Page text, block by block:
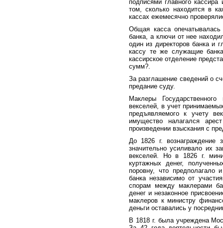
подписями главного
том, сколько находится в
кассах ежемесячно
Общая касса
банка, а ключи от нее
один из директоров банка и
кассу те же служащие
кассирское отделение
сумм?.
За разглашение сведений о
предание суду.
Маклеры
векселей, в учет
предъявляемого к учету
имущество налагался
произведении взыскания с
До 1826 г.
значительно усиливало их
векселей. Но в 1826 г.
куртажных денег,
поровну, что предполагало
банка независимо от
спорам между маклерами
денег и незаконное
маклеров к министру
деньги оставались у
В 1818 г. была учреждена